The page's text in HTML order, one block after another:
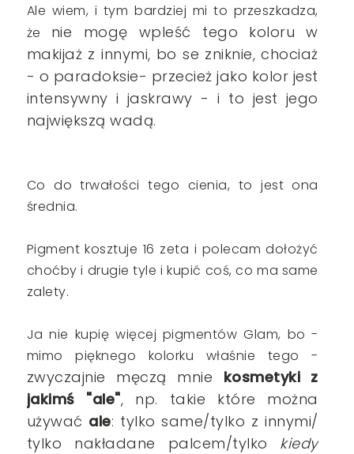
Ale wiem, i tym bardziej mi to przeszkadza,
że nie mogę wpleść tego koloru w
makijaż z innymi, bo se zniknie, chociaż
- o paradoksie- przecież jako kolor jest
intensywny i jaskrawy - i to jest jego
największą wadą.
Co do trwałości tego cienia, to jest ona
średnia.
Pigment kosztuje 16 zeta i polecam dołożyć
choćby i drugie tyle i kupić coś, co ma same
zalety.
Ja nie kupię więcej pigmentów Glam, bo -
mimo pięknego kolorku właśnie tego -
zwyczajnie męczą mnie kosmetyki z
jakimś "ale", np. takie które można
używać ale: tylko same/tylko z innymi/
tylko nakładane palcem/tylko kiedy